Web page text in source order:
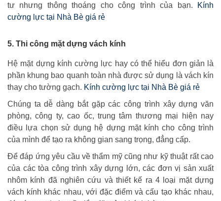
tư nhưng thông thoáng cho công trình của bạn.
Kính
cường lực tại Nhà Bè giá rẻ
5. Thi công mặt dựng vách kính
Hệ mặt dựng kính cường lực hay có thể hiểu đơn giản là
phần khung bao quanh toàn nhà được sử dụng là vách kín
thay cho tường gạch. Kính cường lực tại Nhà Bè giá rẻ
Chúng ta dễ dàng bắt gặp các công trình xây dựng văn
phòng, công ty, cao ốc, trung tâm thương mại hiện nay
điều lựa chọn sử dụng hệ dựng mặt kính cho công trình
của mình để tạo ra không gian sang trọng, đẳng cấp.
Để đáp ứng yêu cầu về thẩm mỹ cũng như kỹ thuật rất cao
của các tòa công trình xây dựng lớn, các đơn vị sản xuất
nhôm kính đã nghiên cứu và thiết kế ra 4 loại mặt dựng
vách kính khác nhau, với đặc điểm và cấu tạo khác nhau,